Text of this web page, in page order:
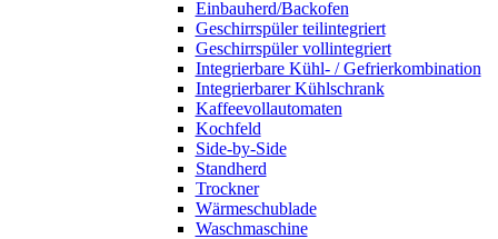
Einbauherd/Backofen
Geschirrspüler teilintegriert
Geschirrspüler vollintegriert
Integrierbare Kühl- / Gefrierkombination
Integrierbarer Kühlschrank
Kaffeevollautomaten
Kochfeld
Side-by-Side
Standherd
Trockner
Wärmeschublade
Waschmaschine